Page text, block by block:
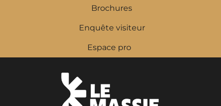
Brochures
Enquête visiteur
Espace pro